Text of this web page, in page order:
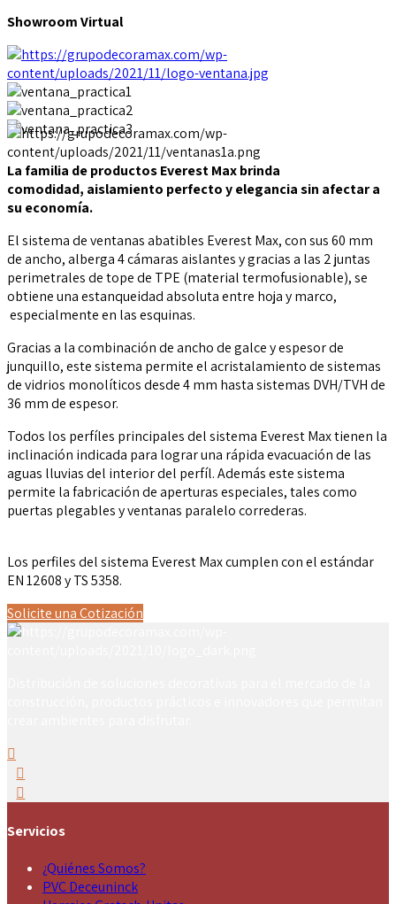
Showroom Virtual
La familia de productos Everest Max brinda
comodidad, aislamiento perfecto y elegancia sin afectar a
su economía.
El sistema de ventanas abatibles Everest Max, con sus 60 mm
de ancho, alberga 4 cámaras aislantes y gracias a las 2 juntas
perimetrales de tope de TPE (material termofusionable), se
obtiene una estanqueidad absoluta entre hoja y marco,
especialmente en las esquinas.
Gracias a la combinación de ancho de galce y espesor de
junquillo, este sistema permite el acristalamiento de sistemas
de vidrios monolíticos desde 4 mm hasta sistemas DVH/TVH de
36 mm de espesor.
Todos los perfíles principales del sistema Everest Max tienen la
inclinación indicada para lograr una rápida evacuación de las
aguas lluvias del interior del perfíl. Además este sistema
permite la fabricación de aperturas especiales, tales como
puertas plegables y ventanas paralelo correderas.
Los perfiles del sistema Everest Max cumplen con el estándar
EN 12608 y TS 5358.
Solicite una Cotización
Servicios
¿Quiénes Somos?
PVC Deceuninck